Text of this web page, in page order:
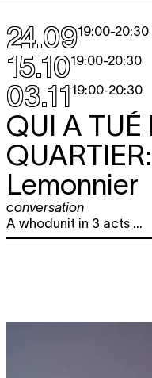
24.0919:00-20:30
15.1019:00-20:30
03.1119:00-20:30
QUI A TUÉ
QUARTIER:
Lemonnier
conversation
A whodunit in 3 acts ...